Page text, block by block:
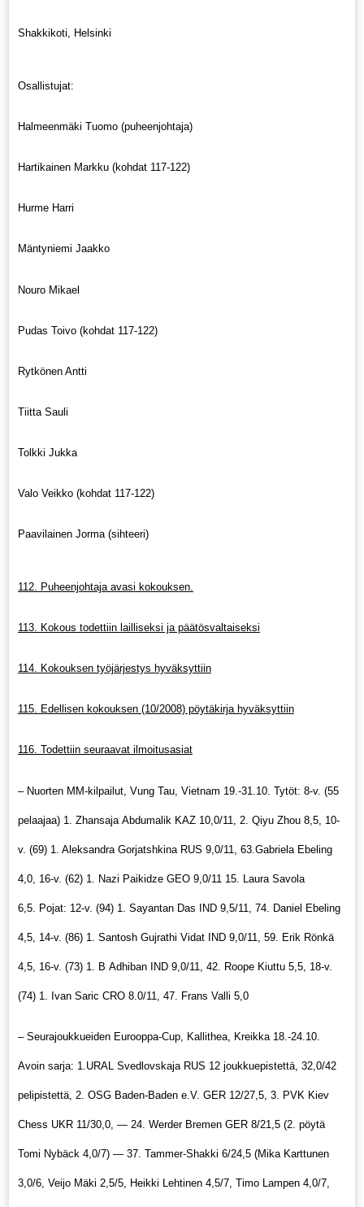
Shakkikoti, Helsinki
Osallistujat:
Halmeenmäki Tuomo (puheenjohtaja)
Hartikainen Markku (kohdat 117-122)
Hurme Harri
Mäntyniemi Jaakko
Nouro Mikael
Pudas Toivo (kohdat 117-122)
Rytkönen Antti
Tiitta Sauli
Tolkki Jukka
Valo Veikko (kohdat 117-122)
Paavilainen Jorma (sihteeri)
112. Puheenjohtaja avasi kokouksen.
113. Kokous todettiin lailliseksi ja päätösvaltaiseksi
114. Kokouksen työjärjestys hyväksyttiin
115. Edellisen kokouksen (10/2008) pöytäkirja hyväksyttiin
116. Todettiin seuraavat ilmoitusasiat
– Nuorten MM-kilpailut, Vung Tau, Vietnam 19.-31.10. Tytöt: 8-v. (55
pelaajaa) 1. Zhansaja Abdumalik KAZ 10,0/11, 2. Qiyu Zhou 8,5, 10-
v. (69) 1. Aleksandra Gorjatshkina RUS 9,0/11, 63.Gabriela Ebeling
4,0, 16-v. (62) 1. Nazi Paikidze GEO 9,0/11 15. Laura Savola
6,5. Pojat: 12-v. (94) 1. Sayantan Das IND 9,5/11, 74. Daniel Ebeling
4,5, 14-v. (86) 1. Santosh Gujrathi Vidat IND 9,0/11, 59. Erik Rönkä
4,5, 16-v. (73) 1. B Adhiban IND 9,0/11, 42. Roope Kiuttu 5,5, 18-v.
(74) 1. Ivan Saric CRO 8.0/11, 47. Frans Valli 5,0
– Seurajoukkueiden Eurooppa-Cup, Kallithea, Kreikka 18.-24.10.
Avoin sarja: 1.URAL Svedlovskaja RUS 12 joukkuepistettä, 32,0/42
pelipistettä, 2. OSG Baden-Baden e.V. GER 12/27,5, 3. PVK Kiev
Chess UKR 11/30,0, — 24. Werder Bremen GER 8/21,5 (2. pöytä
Tomi Nybäck 4,0/7) — 37. Tammer-Shakki 6/24,5 (Mika Karttunen
3,0/6, Veijo Mäki 2,5/5, Heikki Lehtinen 4,5/7, Timo Lampen 4,0/7,